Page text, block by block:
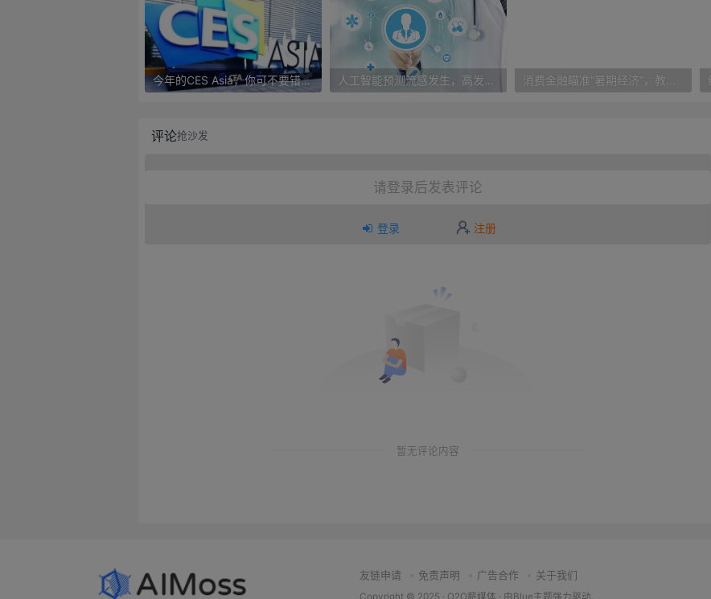
今年的CES Asia，你可不要错过这些自动驾驶看点
评论抢沙发
请登录后发表评论
登录 注册
暂无评论内容
友链申请 免责声明 广告合作 关于我们
Copyright © 2025 · O2O薪媒体 · 由 Blue主题强力驱动.